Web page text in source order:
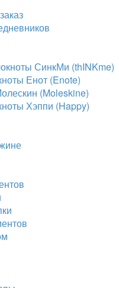
СинкМи (thINKme)
Енот (Enote)
(Moleskine)
Хэппи (Happy)